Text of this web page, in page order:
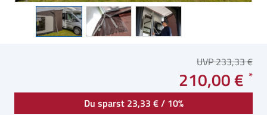
UVP 233,33 €
210,00 €
Du sparst 23,33 € / 10%